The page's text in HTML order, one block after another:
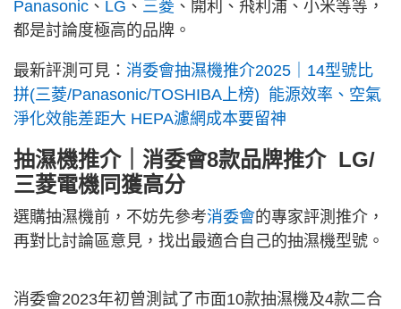
Panasonic 、 LG 、 三菱 、開利、飛利浦、小米等等，
都是討論度極高的品牌。
最新評測可見： 消委會抽濕機推介2025｜14型號比
拼(三菱/Panasonic/TOSHIBA上榜) 能源效率、空氣
淨化效能差距大 HEPA濾網成本要留神
抽濕機推介｜消委會8款品牌推介 LG/
三菱電機同獲高分
選購抽濕機前，不妨先參考消委會的專家評測推介，
再對比討論區意見，找出最適合自己的抽濕機型號。
消委會2023年初曾測試了市面10款抽濕機及4款二合